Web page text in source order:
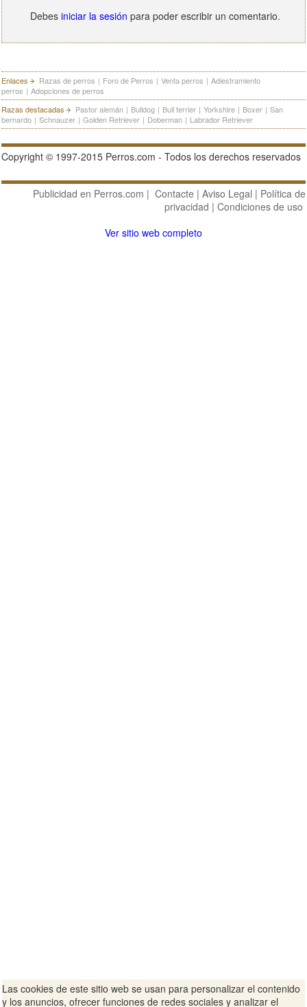
Debes iniciar la sesión para poder escribir un comentario.
Enlaces Razas de perros | Foro de Perros | Venta perros | Adiestramiento
perros | Adopciones de perros
Razas destacadas
Pastor alemán | Bulldog | Bull terrier | Yorkshire | Boxer | San
bernardo | Schnauzer | Golden Retriever | Doberman | Labrador Retriever
Copyright © 1997-2015 Perros.com - Todos los derechos reservados
Publicidad en Perros.com | Contacte | Aviso Legal | Política de
privacidad | Condiciones de uso
Ver sitio web completo
Las cookies de este sitio web se usan para personalizar el contenido
y los anuncios, ofrecer funciones de redes sociales y analizar el